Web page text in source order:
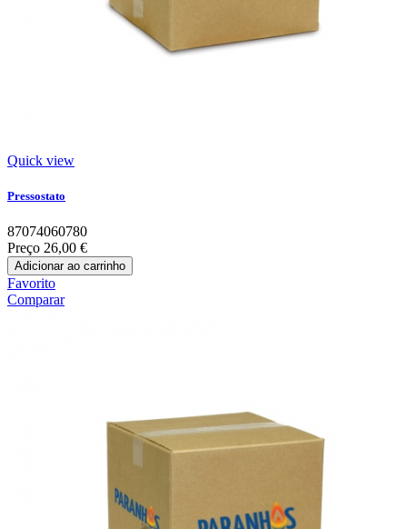
Quick view
Pressostato
87074060780
Preço 26,00 €
Adicionar ao carrinho
Favorito
Comparar